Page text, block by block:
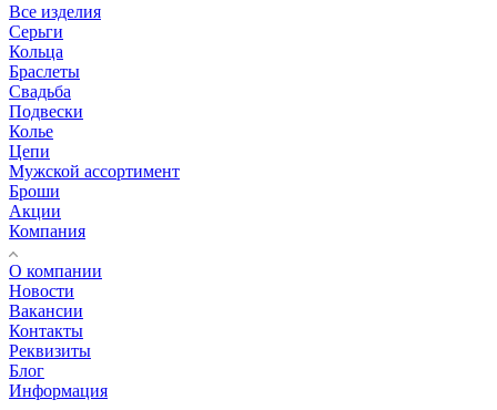
Все изделия
Серьги
Кольца
Браслеты
Свадьба
Подвески
Колье
Цепи
Мужской ассортимент
Броши
Акции
Компания
О компании
Новости
Вакансии
Контакты
Реквизиты
Блог
Информация